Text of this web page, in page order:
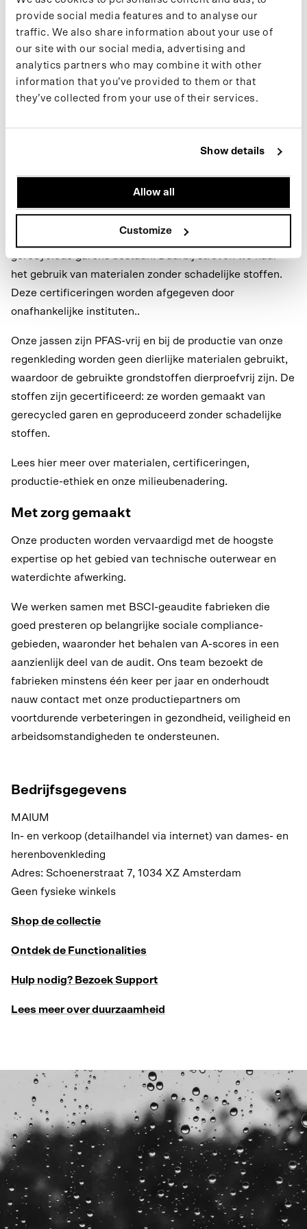
provide social media features and to analyse our
traffic. We also share information about your use of
our site with our social media, advertising and
analytics partners who may combine it with other
information that you’ve provided to them or that
they’ve collected from your use of their services.
Show details
Allow all
Customize
zelf niet ademend is.
Het resultaat is outerwear die gemaakt is voor echt weer
en tegelijk draagbaar, praktisch en makkelijk te
combineren is in het dagelijks leven. Voor meer
technische details over waterdichtheid, ademend
vermogen en productspecifieke eigenschappen, ga naar
Een bewustere benadering van
regenkleding
post-consumer gerecycled plastic. We werken met
gecertificeerde stoffen die aantonen dat ze uit
gerecyclede garens bestaan. Daarbij streven we naar
het gebruik van materialen zonder schadelijke stoffen.
Deze certificeringen worden afgegeven door
onafhankelijke instituten..
Onze jassen zijn PFAS-vrij en bij de productie van onze
regenkleding worden geen dierlijke materialen gebruikt,
waardoor de gebruikte grondstoffen dierproefvrij zijn. De
stoffen zijn gecertificeerd: ze worden gemaakt van
gerecycled garen en geproduceerd zonder schadelijke
stoffen.
Lees hier meer over materialen, certificeringen,
productie-ethiek en onze milieubenadering.
Met zorg gemaakt
Onze producten worden vervaardigd met de hoogste
expertise op het gebied van technische outerwear en
waterdichte afwerking.
We werken samen met BSCI-geaudite fabrieken die
goed presteren op belangrijke sociale compliance-
gebieden, waaronder het behalen van A-scores in een
aanzienlijk deel van de audit. Ons team bezoekt de
fabrieken minstens één keer per jaar en onderhoudt
nauw contact met onze productiepartners om
voortdurende verbeteringen in gezondheid, veiligheid en
arbeidsomstandigheden te ondersteunen.
Bedrijfsgegevens
MAIUM
In- en verkoop (detailhandel via internet) van dames- en
herenbovenkleding
Adres: Schoenerstraat 7, 1034 XZ Amsterdam
Geen fysieke winkels
Shop de collectie
Ontdek de Functionalities
Hulp nodig? Bezoek Support
Lees meer over duurzaamheid